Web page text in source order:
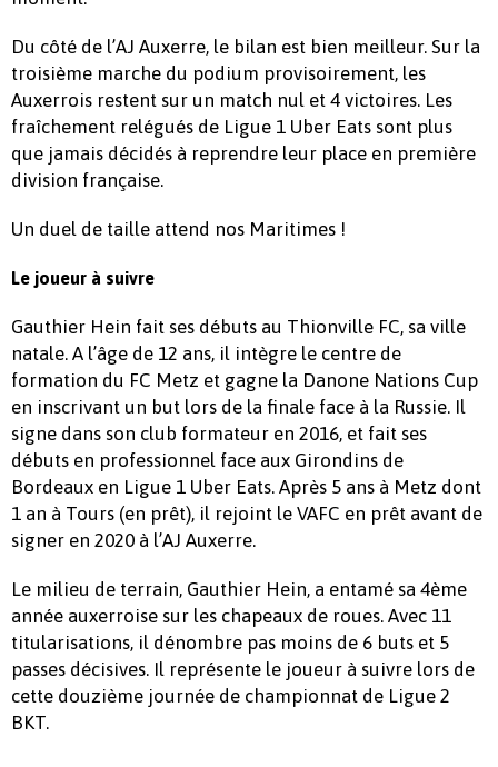
Du côté de l’AJ Auxerre, le bilan est bien meilleur. Sur la
troisième marche du podium provisoirement, les
Auxerrois restent sur un match nul et 4 victoires. Les
fraîchement relégués de Ligue 1 Uber Eats sont plus
que jamais décidés à reprendre leur place en première
division française.
Un duel de taille attend nos Maritimes !
Le joueur à suivre
Gauthier Hein fait ses débuts au Thionville FC, sa ville
natale. A l’âge de 12 ans, il intègre le centre de
formation du FC Metz et gagne la Danone Nations Cup
en inscrivant un but lors de la finale face à la Russie. Il
signe dans son club formateur en 2016, et fait ses
débuts en professionnel face aux Girondins de
Bordeaux en Ligue 1 Uber Eats. Après 5 ans à Metz dont
1 an à Tours (en prêt), il rejoint le VAFC en prêt avant de
signer en 2020 à l’AJ Auxerre.
Le milieu de terrain, Gauthier Hein, a entamé sa 4ème
année auxerroise sur les chapeaux de roues. Avec 11
titularisations, il dénombre pas moins de 6 buts et 5
passes décisives. Il représente le joueur à suivre lors de
cette douzième journée de championnat de Ligue 2
BKT.